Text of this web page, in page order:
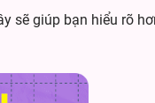
sẽ giúp bạn hiểu rõ